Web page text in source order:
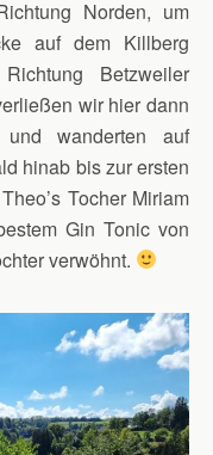
Norden, um
auf dem Killberg
Betzweiler
wir hier dann
und wanderten auf
hinab bis zur ersten
Tocher Miriam
Gin Tonic von
verwöhnt.